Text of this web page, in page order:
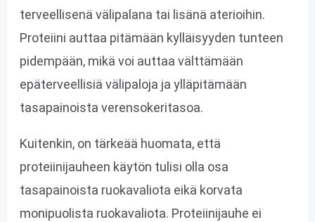
terveellisenä välipalana tai lisänä aterioihin.
Proteiini auttaa pitämään kylläisyyden tunteen
pidempään, mikä voi auttaa välttämään
epäterveellisiä välipaloja ja ylläpitämään
tasapainoista verensokeritasoa.
Kuitenkin, on tärkeää huomata, että
proteiinijauheen käytön tulisi olla osa
tasapainoista ruokavaliota eikä korvata
monipuolista ruokavaliota. Proteiinijauhe ei